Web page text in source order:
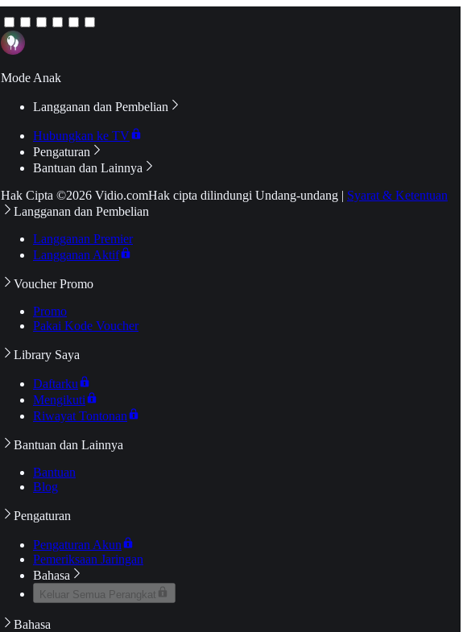
Mode Anak
Langganan dan Pembelian
Hubungkan ke TV
Pengaturan
Bantuan dan Lainnya
Hak Cipta ©2026 Vidio.comHak cipta dilindungi Undang-undang | Syarat & Ketentuan
Langganan dan Pembelian
Langganan Premier
Langganan Aktif
Voucher Promo
Promo
Pakai Kode Voucher
Library Saya
Daftarku
Mengikuti
Riwayat Tontonan
Bantuan dan Lainnya
Bantuan
Blog
Pengaturan
Pengaturan Akun
Pemeriksaan Jaringan
Bahasa
Keluar Semua Perangkat
Bahasa